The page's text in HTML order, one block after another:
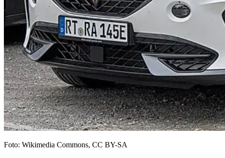
Foto: Wikimedia Commons, CC BY-SA